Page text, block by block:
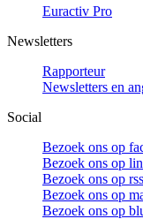
Euractiv Pro
Newsletters
Rapporteur
Newsletters en
Social
Bezoek ons op
Bezoek ons op
Bezoek ons op
Bezoek ons op
Bezoek ons op